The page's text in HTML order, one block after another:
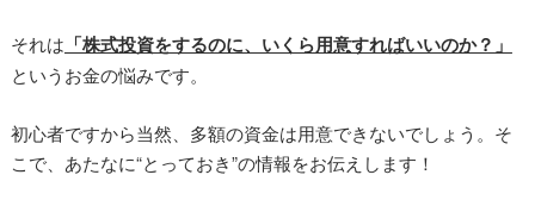
それは 「株式投資をするのに、いくら用意すればいいのか？」
というお金の悩みです。
初心者ですから当然、多額の資金は用意できないでしょう。そ
こで、あたなに“とっておき”の情報をお伝えします！